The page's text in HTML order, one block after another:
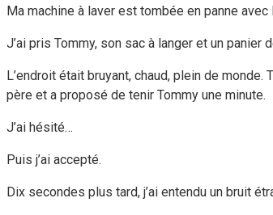
Ma machine à laver est tombée en panne avec
J’ai pris Tommy, son sac à langer et un
L’endroit était bruyant, chaud, plein de
père et a proposé de tenir Tommy une minute.
J’ai hésité…
Puis j’ai accepté.
Dix secondes plus tard, j’ai entendu un bruit